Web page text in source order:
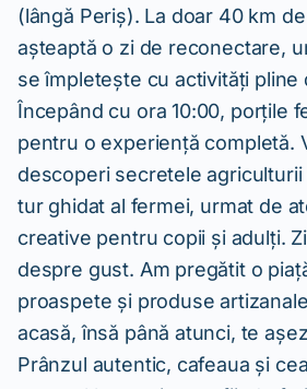
(lângă Periș). La doar 40 km
așteaptă o zi de reconectare,
se împletește cu activități pline
Începând cu ora 10:00, porțile
pentru o experiență completă.
descoperi secretele
tur ghidat al fermei, urmat de
creative pentru copii și adulți.
despre gust. Am pregătit o
proaspete și produse
acasă, însă până atunci, te
Prânzul autentic, cafeaua și